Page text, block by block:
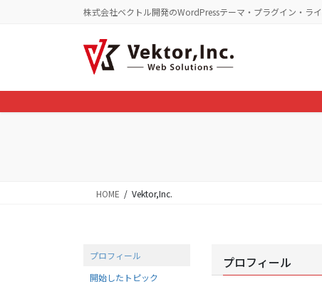
に
移
ョ
ン
株式会社ベクトル開発のWordPressテーマ・プラグイン・ラ
HOME Vektor,Inc.
プロフィール
開始したトピック
プロフィール